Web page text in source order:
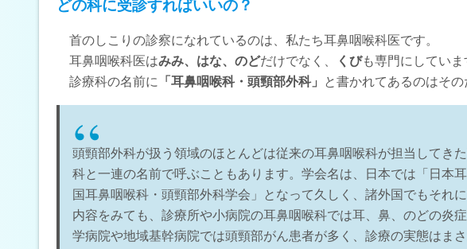
どの科に受診すればいいの？
首のしこりの診察になれているのは、私たち耳鼻咽喉科医です。
耳鼻咽喉科医はみみ、はな、のどだけでなく、 くびも専門にしていま
診療科の名前に 「耳鼻咽喉科・頭頸部外科」 と書かれてあるのはその
頭頸部外科が扱う領域のほとんどは従来の耳鼻咽喉科が担当してき
科と一連の名前で呼ぶこともあります。学会名は、日本では「日本
国耳鼻咽喉科・頭頸部外科学会」となって久しく、諸外国でもそれ
内容をみても、診療所や小病院の耳鼻咽喉科では耳、鼻、のどの炎
学病院や地域基幹病院では頭頸部がん患者が多く、診療の実態はま